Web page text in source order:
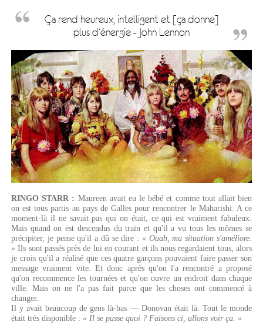
Ça rend heureux, intelligent et [ça donne]
plus d'énergie - John Lennon
RINGO STARR : Maureen avait eu le bébé et comme tout allait bien
on est tous partis au pays de Galles pour rencontrer le Maharishi. A ce
moment-là il ne savait pas qui on était, ce qui est vraiment fabuleux.
Mais quand on est descendus du train et qu'il a vu tous les mômes se
précipiter, je pense qu'il a dû se dire : « Ouah, ma situation s'améliore.
» Ils sont passés près de lui en courant et ils nous regardaient tous, alors
je crois qu'il a réalisé que ces quatre garçons pouvaient faire passer son
message vraiment vite. Et donc après qu'on l'a rencontré a proposé
qu'on recommence les tournées et qu'on ouvre un endroit dans chaque
ville. Mais on ne l'a pas fait parce que les choses ont commencé à
changer.
Il y avait beaucoup de gens là-bas — Donovan était là. Tout le monde
était très disponible : « Il se passe quoi ? Faisons ci, allons voir ça. »